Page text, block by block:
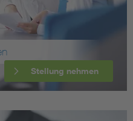
Stellung nehmen